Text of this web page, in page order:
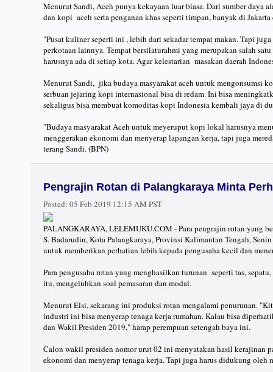
Menurut Sandi, Aceh punya kekayaan luar biasa. Dari sumber daya
dan kopi aceh serta penganan khas seperti timpan, banyak di
"Pusat kuliner seperti ini , lebih dari sekadar tempat makan. Tapi
perkotaan lainnya. Tempat bersilaturahmi yang merupakan salah
harusnya ada di setiap kota. Agar kelestarian masakan daerah
Menurut Sandi, jika budaya masyarakat aceh untuk mengonsumsi
serbuan jejaring kopi internasional bisa di redam. Ini bisa
sekaligus bisa membuat komoditas kopi Indonesia kembali jaya di
"Budaya masyarakat Aceh untuk meyeruput kopi lokal harusnya
menggerakan ekonomi dan menyerap lapangan kerja, tapi juga
terang Sandi. (BPN)
Pengrajin Rotan di Palangkaraya Minta
Posted: 05 Feb 2019 12:15 AM PST
PALANGKARAYA, LELEMUKU.COM - Para pengrajin rotan yang
S. Badarudin, Kota Palangkaraya, Provinsi Kalimantan Tengah,
untuk memberikan perhatian lebih kepada pengusaha kecil dan
Para pengusaha rotan yang menghasilkan turunan seperti tas,
itu, mengeluhkan soal pemasaran dan modal.
Menurut Elsi, sekarang ini produksi rotan mengalami penurunan.
industri ini bisa menyerap tenaga kerja rumahan. Kalau bisa
dan Wakil Presiden 2019," harap perempuan setengah baya ini.
Calon wakil presiden nomor urut 02 ini menyatakan hasil kerajinan
ekonomi dan menyerap tenaga kerja. Tapi juga harus didukung oleh